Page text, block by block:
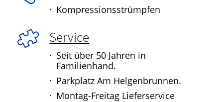
Kompressionsstrümpfen
Service
Seit über 50 Jahren in
Familienhand.
Parkplatz Am Helgenbrunnen.
Montag-Freitag Lieferservice